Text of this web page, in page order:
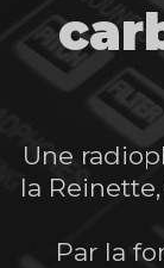
Une
la
Par la